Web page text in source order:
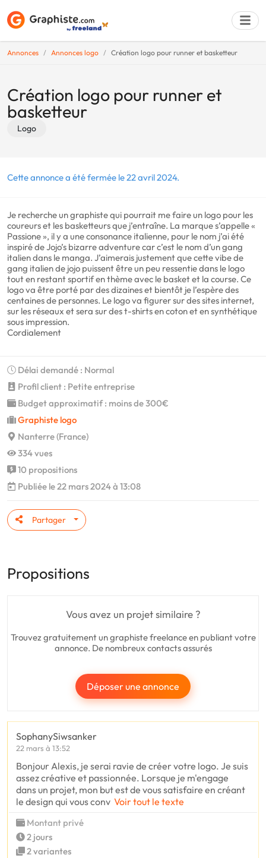
Annonces Annonces logo Création logo pour runner et basketteur
Création logo pour runner et
basketteur
Logo
Cette annonce a été fermée le 22 avril 2024.
Je recherche un graphiste qui pourrait me faire un logo pour les
coureurs et les basketteurs que j’entraîne. La marque s’appelle «
Passione », il y a une consonance italienne, pour le nom j’ai été
inspiré de Jojo’s bizarre adventure car c’est le nom d’un gang
italien dans le manga. J’aimerais justement que cette vibe de
gang italien de jojo puissent être un peu ressentie dans le logo
tout en restant sportif en thème avec le basket et la course. Ce
logo va être porté par des dizaines et bientôt je l’espère des
centaines de personnes. Le logo va figurer sur des sites internet,
sur les réseaux et sera sur des t-shirts en coton et en synthétique
sous impression.
Cordialement
Délai demandé : Normal
Profil client : Petite entreprise
Budget approximatif : moins de 300€
Graphiste logo
Nanterre (France)
334 vues
10 propositions
Publiée le 22 mars 2024 à 13:08
Partager
Propositions
Vous avez un projet similaire ?
Trouvez gratuitement un graphiste freelance en publiant votre
annonce. De nombreux contacts assurés
Déposer une annonce
SophanySiwsanker
22 mars à 13:52
Bonjour Alexis, je serai ravie de créer votre logo. Je suis
assez créative et passionnée. Lorsque je m'engage
dans un projet, mon but est de vous satisfaire en créant
le design qui vous conv Voir tout le texte
Montant privé
2 jours
2 variantes